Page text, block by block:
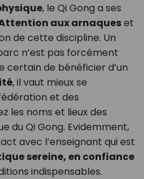
, le Qi Gong a ses
aux arnaqueset
de cette discipline. Un
n’est pas forcément
certain de bénéficier d’un
, il vaut mieux se
et des
les noms et lieux des
du Qi Gong. Evidemment,
avec l’enseignant qui est
sereine, en confiance
indispensables.